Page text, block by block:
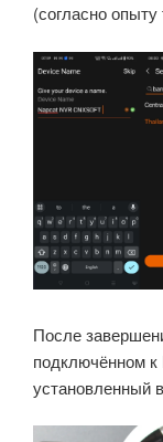
(согласно
После
подключённом к
установленный